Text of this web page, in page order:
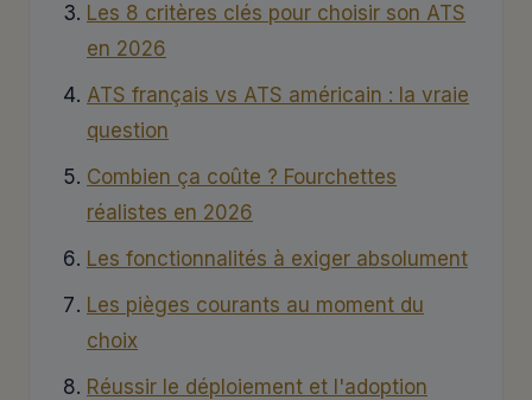
Les 8 critères clés pour choisir son ATS
en 2026
ATS français vs ATS américain : la vraie
question
Combien ça coûte ? Fourchettes
réalistes en 2026
Les fonctionnalités à exiger absolument
Les pièges courants au moment du
choix
Réussir le déploiement et l'adoption